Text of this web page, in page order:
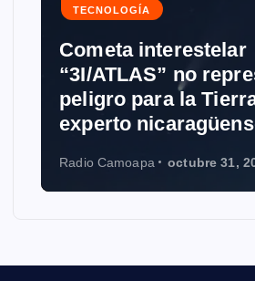
interestelar
ATLAS” no representa
para la Tierra, afirma
nicaragüense
Camoapa octubre 31, 2025